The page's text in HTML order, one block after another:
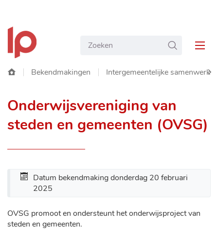
Gemeente
Langemark-
Poelkapelle
Wat
zoekt
ZOEKEN
Startpagina
Bekendmakingen Intergemeentelijke
Onderwijsvereniging van
steden en gemeenten (OVSG)
Datum bekendmakingdonderdag 20 februari
2025
OVSG promoot en ondersteunt het onderwijsproject van
steden en gemeenten.